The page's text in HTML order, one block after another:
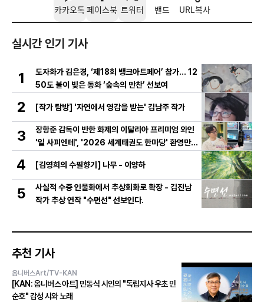
카카오톡 페이스북 트위터 밴드 URL복사
실시간 인기 기사
1
도자화가 김은경, ‘제18회 뱅크아트페어’ 참가… 12
50도 불이 빚은 동화 ‘숲속의 만찬’ 선보여
2 [작가 탐방] '자연에서 영감을 받는' 김남주 작가
3
장항준 감독이 반한 화제의 이탈리아 프리미엄 와인
'일 사피엔테', '2026 세계태권도 한마당' 환영만찬
4 [김영희의 수필향기] 나무 - 이양하
5
사실적 수중 인물화에서 추상회화로 확장 - 김진남
작가 추상 연작 "수면선" 선보인다.
추천 기사
옴니버스Art/TV-KAN
[KAN: 옴니버스 아트] 민동식 시인의 "독립지사 우초 민
순호" 감성 시와 노래